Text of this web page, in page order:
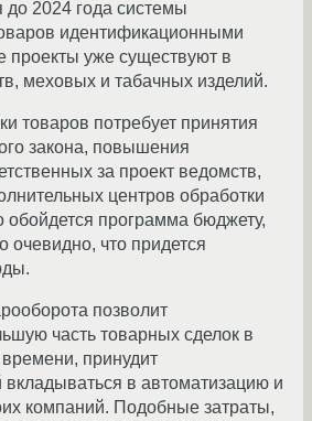
2024 года системы
идентификационными
проекты уже существуют в
меховых и табачных изделий.
товаров потребует принятия
закона, повышения
за проект ведомств,
центров обработки
обойдется программа бюджету,
очевидно, что придется
позволит
часть товарных сделок в
принудит
в автоматизацию и
компаний. Подобные затраты,